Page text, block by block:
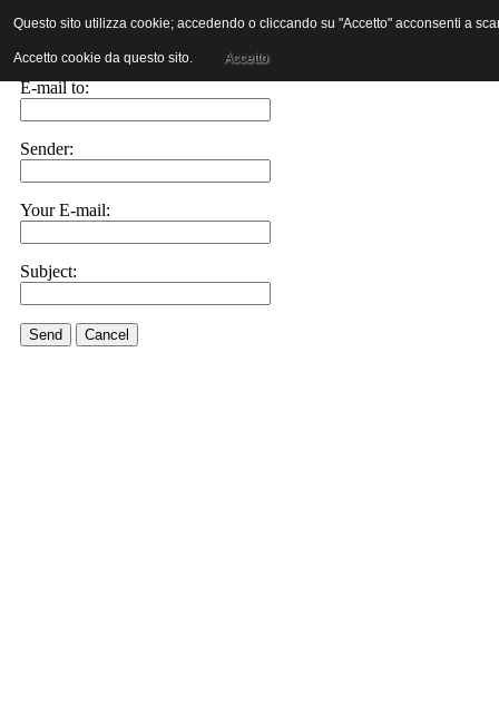
E-mail this link to a friend.
E-mail to:
Sender:
Your E-mail:
Subject:
Send Cancel
Questo sito utilizza cookie; accedendo o cliccando su "Accetto" acconsenti a
Accetto cookie da questo sito. Accetto